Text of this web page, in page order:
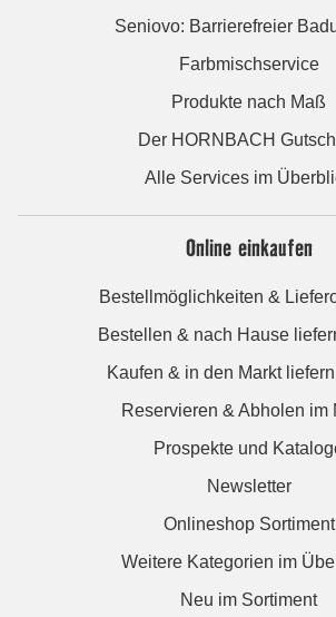
Seniovo: Barrierefreier
Farbmischservice
Produkte nach Maß
Der HORNBACH
Alle Services im
Online einkaufen
Bestellmöglichkeiten &
Bestellen & nach Hause
Kaufen & in den Markt
Reservieren & Abholen im
Prospekte und
Newsletter
Onlineshop Sortiment
Weitere Kategorien im
Neu im Sortiment